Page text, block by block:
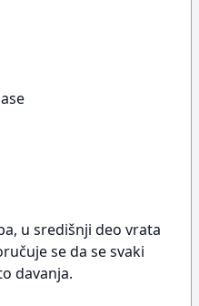
u središnji deo vrata
se da se svaki
davanja.